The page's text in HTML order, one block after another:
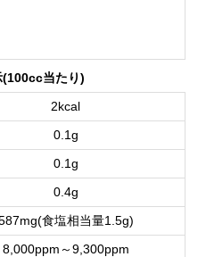
当たり)
2kcal
0.1g
0.1g
0.4g
食塩相当量1.5g)
8,000ppm～9,300ppm